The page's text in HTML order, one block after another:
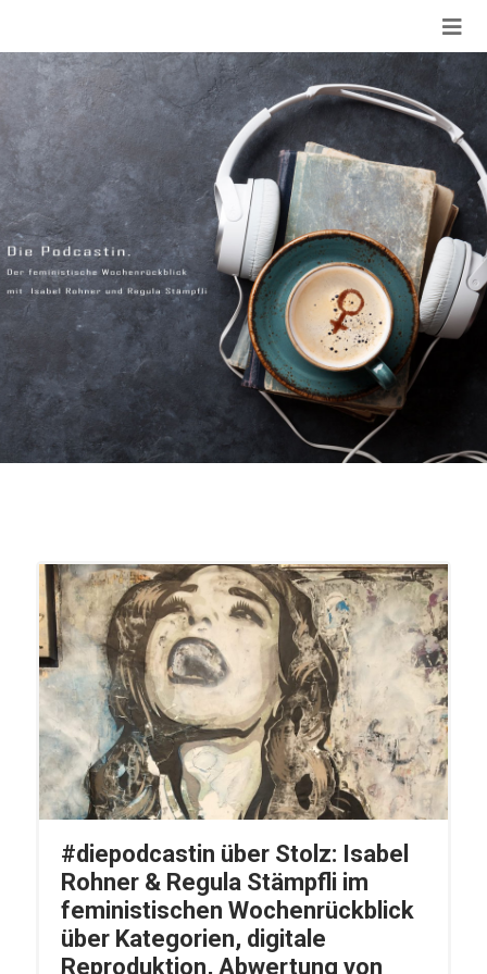
#diepodcastin über Stolz: Isabel
Rohner & Regula Stämpfli im
feministischen Wochenrückblick
über Kategorien, digitale
Reproduktion, Abwertung von